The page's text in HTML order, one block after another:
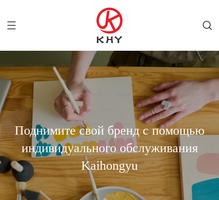
Поднимите свой бренд с помощью
индивидуального обслуживания
Kaihongyu